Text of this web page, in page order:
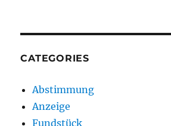
CATEGORIES
Abstimmung
Anzeige
Fundstück